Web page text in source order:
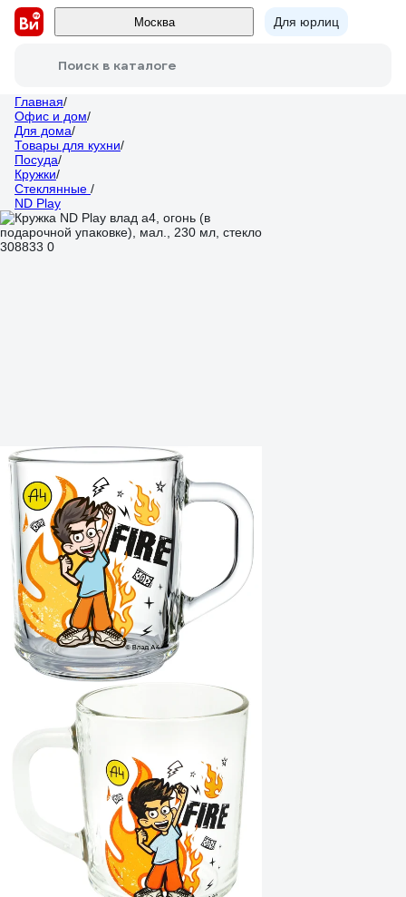
Москва Для юрлиц
Поиск в каталоге
Главная/
Офис и дом/
Для дома/
Товары для кухни/
Посуда/
Кружки/
Стеклянные /
ND Play